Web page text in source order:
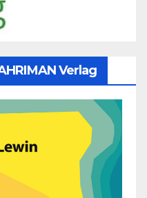
Verlag